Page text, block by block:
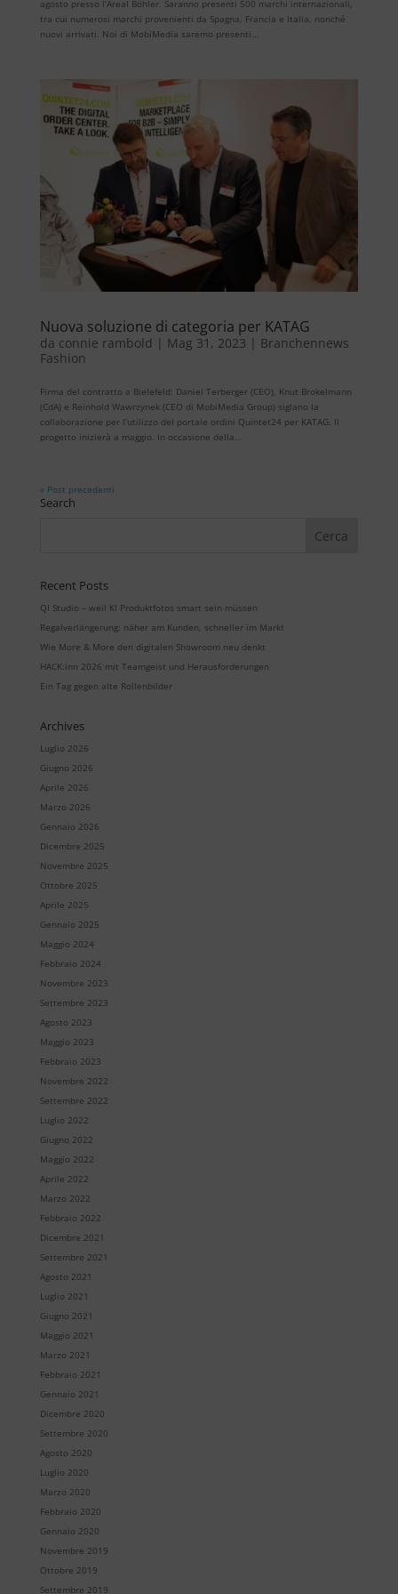
agosto presso l’Areal Böhler. Saranno presenti 500 marchi internazionali,
tra cui numerosi marchi provenienti da Spagna, Francia e Italia, nonché
nuovi arrivati. Noi di MobiMedia saremo presenti...
Nuova soluzione di categoria per KATAG
da connie rambold | Mag 31, 2023 | Branchennews
Fashion
Firma del contratto a Bielefeld: Daniel Terberger (CEO), Knut Brokelmann
(CdA) e Reinhold Wawrzynek (CEO di MobiMedia Group) siglano la
collaborazione per l’utilizzo del portale ordini Quintet24 per KATAG. Il
progetto inizierà a maggio. In occasione della...
« Post precedenti
Search
Recent Posts
QI Studio – weil KI Produktfotos smart sein müssen
Regalverlängerung: näher am Kunden, schneller im Markt
Wie More & More den digitalen Showroom neu denkt
HACK:inn 2026 mit Teamgeist und Herausforderungen
Ein Tag gegen alte Rollenbilder
Archives
Luglio 2026
Giugno 2026
Aprile 2026
Marzo 2026
Gennaio 2026
Dicembre 2025
Novembre 2025
Ottobre 2025
Aprile 2025
Gennaio 2025
Maggio 2024
Febbraio 2024
Novembre 2023
Settembre 2023
Agosto 2023
Maggio 2023
Febbraio 2023
Novembre 2022
Settembre 2022
Luglio 2022
Giugno 2022
Maggio 2022
Aprile 2022
Marzo 2022
Febbraio 2022
Dicembre 2021
Settembre 2021
Agosto 2021
Luglio 2021
Giugno 2021
Maggio 2021
Marzo 2021
Febbraio 2021
Gennaio 2021
Dicembre 2020
Settembre 2020
Agosto 2020
Luglio 2020
Marzo 2020
Febbraio 2020
Gennaio 2020
Novembre 2019
Ottobre 2019
Settembre 2019